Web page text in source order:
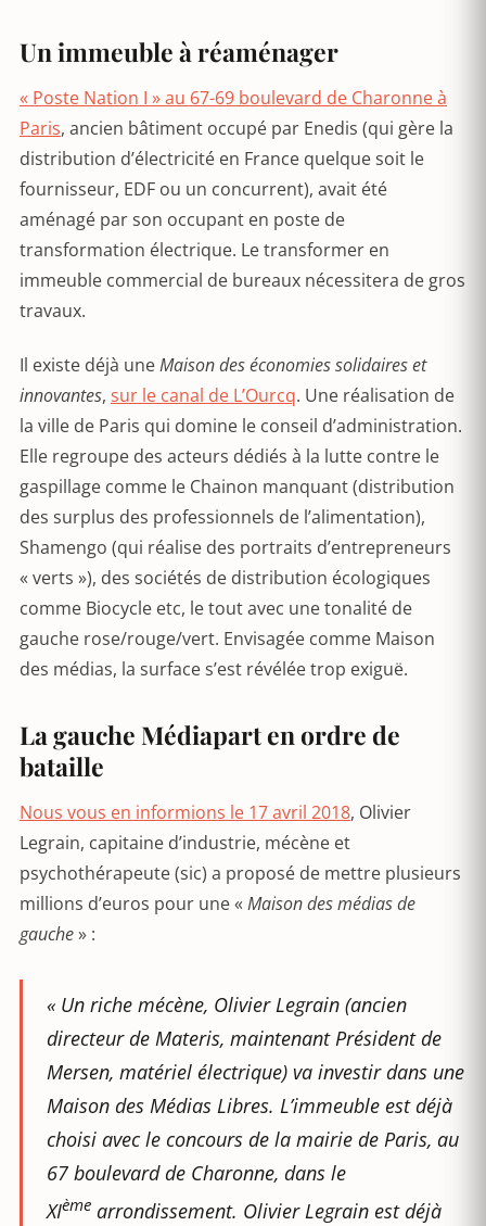
Un immeuble à réaménager
« Poste Nation I » au 67-69 boulevard de Charonne à
Paris, ancien bâtiment occupé par Enedis (qui gère la
distribution d’électricité en France quelque soit le
fournisseur, EDF ou un concurrent), avait été
aménagé par son occupant en poste de
transformation électrique. Le transformer en
immeuble commercial de bureaux nécessitera de gros
travaux.
Il existe déjà uneMaison des économies solidaires et
innovantes, sur le canal de L’Ourcq. Une réalisation de
la ville de Paris qui domine le conseil d’administration.
Elle regroupe des acteurs dédiés à la lutte contre le
gaspillage comme le Chainon manquant (distribution
des surplus des professionnels de l’alimentation),
Shamengo (qui réalise des portraits d’entrepreneurs
« verts »), des sociétés de distribution écologiques
comme Biocycle etc, le tout avec une tonalité de
gauche rose/rouge/vert. Envisagée comme Maison
des médias, la surface s’est révélée trop exiguë.
La gauche Médiapart en ordre de
bataille
Nous vous en informions le 17 avril 2018, Olivier
Legrain, capitaine d’industrie, mécène et
psychothérapeute (sic) a proposé de mettre plusieurs
millions d’euros pour une « Maison des médias de
gauche» :
« Un riche mécène, Olivier Legrain (ancien
directeur de Materis, maintenant Président de
Mersen, matériel électrique) va investir dans une
Maison des Médias Libres. L’immeuble est déjà
choisi avec le concours de la mairie de Paris, au
67 boulevard de Charonne, dans le
XIème arrondissement. Olivier Legrain est déjà